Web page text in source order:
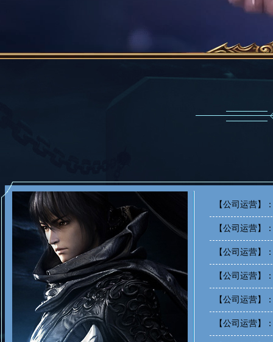
【公司运营】
【公司运营】
【公司运营】
【公司运营】
【公司运营】
【公司运营】